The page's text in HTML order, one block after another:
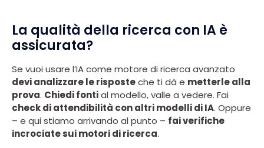
La qualità della ricerca con IA è
assicurata?
Se vuoi usare l’IA come motore di ricerca avanzato
devi analizzare le risposteche ti dà e metterle alla
prova. Chiedi fontial modello, valle a vedere. Fai
check di attendibilità con altri modelli di IA. Oppure
– e qui stiamo arrivando al punto – fai verifiche
incrociate sui motori di ricerca.